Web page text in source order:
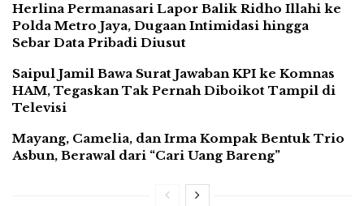
Herlina Permanasari Lapor Balik Ridho Illahi ke
Polda Metro Jaya, Dugaan Intimidasi hingga
Sebar Data Pribadi Diusut
Saipul Jamil Bawa Surat Jawaban KPI ke Komnas
HAM, Tegaskan Tak Pernah Diboikot Tampil di
Televisi
Mayang, Camelia, dan Irma Kompak Bentuk Trio
Asbun, Berawal dari “Cari Uang Bareng”